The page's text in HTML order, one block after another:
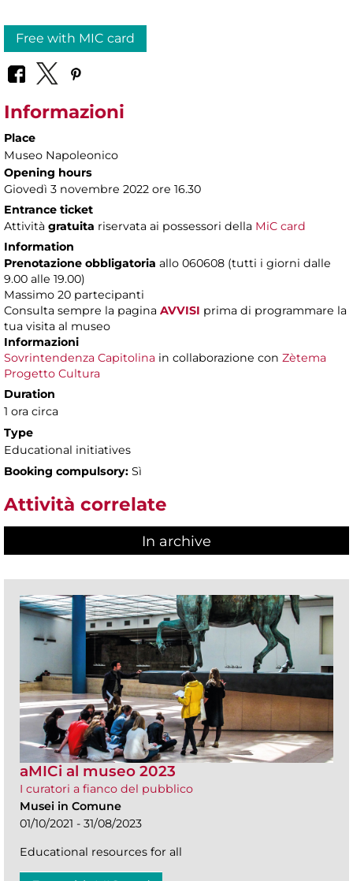
Free with MIC card
Informazioni
Place
Museo Napoleonico
Opening hours
Giovedì 3 novembre 2022 ore 16.30
Entrance ticket
Attività gratuita riservata ai possessori della MiC card
Information
Prenotazione obbligatoria allo 060608 (tutti i giorni dalle
9.00 alle 19.00)
Massimo 20 partecipanti
Consulta sempre la pagina AVVISI prima di programmare la
tua visita al museo
Informazioni
Sovrintendenza Capitolina in collaborazione con Zètema
Progetto Cultura
Duration
1 ora circa
Type
Educational initiatives
Booking compulsory: Sì
Attività correlate
In archive
aMICi al museo 2023
I curatori a fianco del pubblico
Musei in Comune
01/10/2021 - 31/08/2023
Educational resources for all